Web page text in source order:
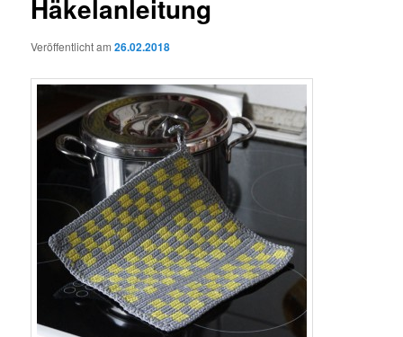
Häkelanleitung
Veröffentlicht am26.02.2018